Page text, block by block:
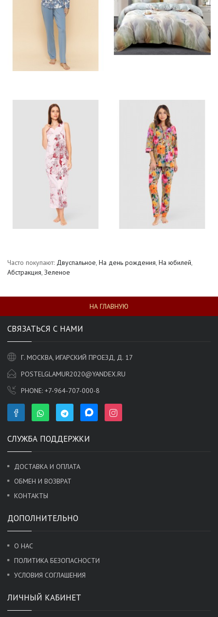
Часто покупают: Двуспальное, На день рождения, На юбилей,
Абстракция, Зеленое
НА ГЛАВНУЮ
СВЯЗАТЬСЯ С НАМИ
Г. МОСКВА, ИГАРСКИЙ ПРОЕЗД, Д. 17
POSTELGLAMUR2020@YANDEX.RU
PHONE: +7-964-707-000-8
СЛУЖБА ПОДДЕРЖКИ
ДОСТАВКА И ОПЛАТА
ОБМЕН И ВОЗВРАТ
КОНТАКТЫ
ДОПОЛНИТЕЛЬНО
О НАС
ПОЛИТИКА БЕЗОПАСНОСТИ
УСЛОВИЯ СОГЛАШЕНИЯ
ЛИЧНЫЙ КАБИНЕТ